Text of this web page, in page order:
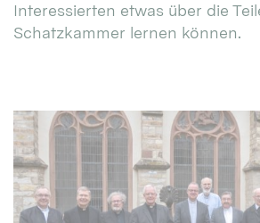
Interessierten etwas über die
Schatzkammer lernen können.